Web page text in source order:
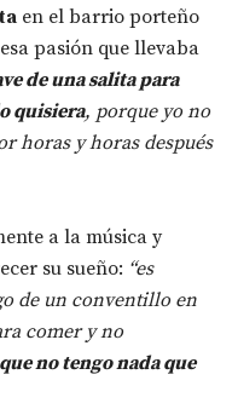
en el barrio porteño
pasión que llevaba
de una salita para
quisiera, porque yo no
horas y horas después
a la música y
su sueño: “es
de un conventillo en
comer y no
no tengo nada que